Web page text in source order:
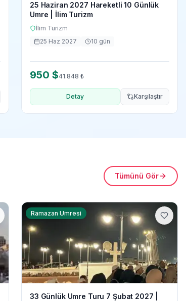
25 Haziran 2027 Hareketli 10 Günlük
Umre | İlim Turizm
İlim Turizm
25 Haz 2027
10 gün
950 $41.848 ₺
Detay Karşılaştır
Tümünü Gör
Ramazan Umresi
33 Günlük Umre Turu 7 Şubat 2027 |